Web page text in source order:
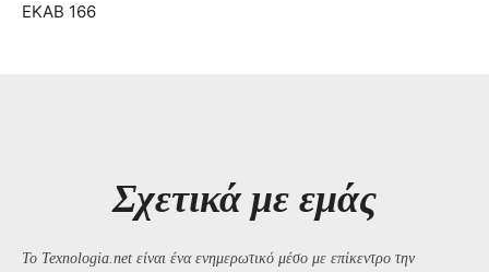
ΕΚΑΒ 166
Σχετικά με εμάς
Το Texnologia.net είναι ένα ενημερωτικό μέσο με επίκεντρο την